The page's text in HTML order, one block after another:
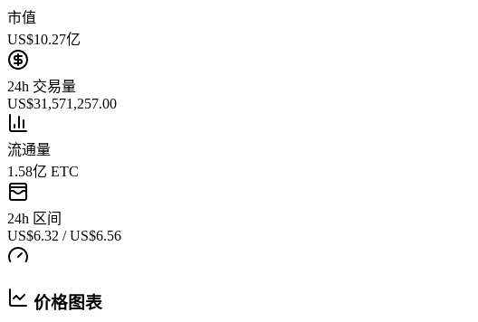
市值
US$10.27亿
24h 交易量
US$31,571,257.00
流通量
1.58亿 ETC
24h 区间
US$6.32 / US$6.56
价格图表